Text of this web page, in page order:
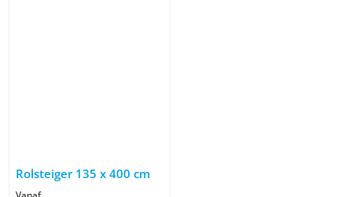
Afbeelding Rolsteiger 135 x 400 cm
Rolsteiger 135 x 400 cm